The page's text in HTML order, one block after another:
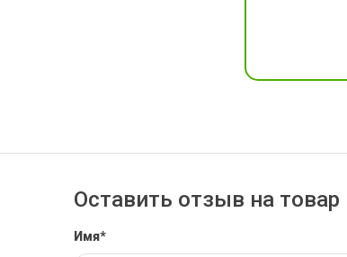
Оставить отзыв на товар
Имя*